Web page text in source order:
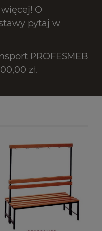
O
pytaj w
PROFESMEB
zł.